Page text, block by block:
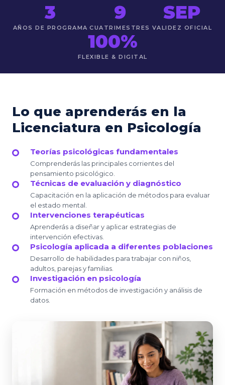
3
AÑOS DE PROGRAMA
9
CUATRIMESTRES
SEP
VALIDEZ OFICIAL
100%
FLEXIBLE & DIGITAL
Lo que aprenderás en la
Licenciatura en Psicología
Teorías psicológicas fundamentales
Comprenderás las principales corrientes del
pensamiento psicológico.
Técnicas de evaluación y diagnóstico
Capacitación en la aplicación de métodos para evaluar
el estado mental.
Intervenciones terapéuticas
Aprenderás a diseñar y aplicar estrategias de
intervención efectivas.
Psicología aplicada a diferentes poblaciones
Desarrollo de habilidades para trabajar con niños,
adultos, parejas y familias.
Investigación en psicología
Formación en métodos de investigación y análisis de
datos.